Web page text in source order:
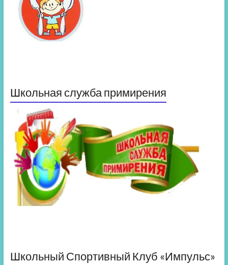
Школьная служба примирения
Школьный Спортивный Клуб «Импульс»